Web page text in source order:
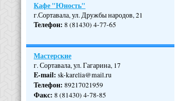
Кафе "Юность"
г.Сортавала, ул. Дружбы народов, 21
Телефон: 8 (81430) 4-77-65
Мастерские
г. Сортавала, ул. Гагарина, 17
E-mail: sk-karelia@mail.ru
Телефон: 89217021959
Факс: 8 (81430) 4-78-85